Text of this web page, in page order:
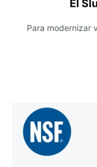
El
Para modernizar